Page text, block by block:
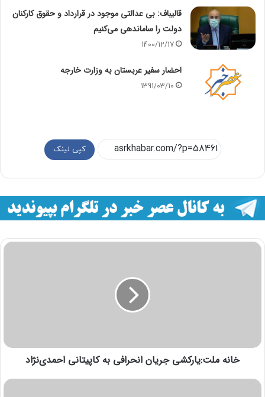
قالیباف: بی عدالتی موجود در قرارداد و حقوق کارکنان
دولت را ساماندهی می‌کنیم
1400/12/17
احضار سفیر عربستان به وزارت خارجه
1391/03/10
کپی لینک
خانه ملت:یارکشی جریان انحرافی به کاپیتانی احمدی‌‌نژاد